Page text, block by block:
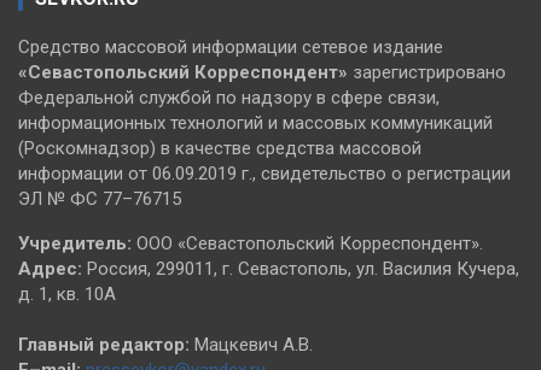
Средство массовой информации сетевое издание
«Севастопольский Корреспондент» зарегистрировано
Федеральной службой по надзору в сфере связи,
информационных технологий и массовых коммуникаций
(Роскомнадзор) в качестве средства массовой
информации от 06.09.2019 г., свидетельство о регистрации
ЭЛ № ФС 77–76715
Учредитель: ООО «Севастопольский Корреспондент».
Адрес: Россия, 299011, г. Севастополь, ул. Василия Кучера,
д. 1, кв. 10А
Главный редактор: Мацкевич А.В.